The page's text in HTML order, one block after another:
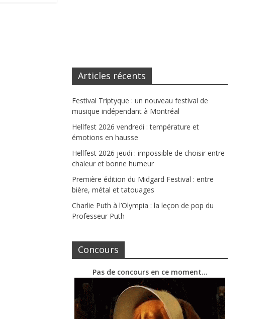
Articles récents
Festival Triptyque : un nouveau festival de
musique indépendant à Montréal
Hellfest 2026 vendredi : température et
émotions en hausse
Hellfest 2026 jeudi : impossible de choisir entre
chaleur et bonne humeur
Première édition du Midgard Festival : entre
bière, métal et tatouages
Charlie Puth à l’Olympia : la leçon de pop du
Professeur Puth
Concours
Pas de concours en ce moment…